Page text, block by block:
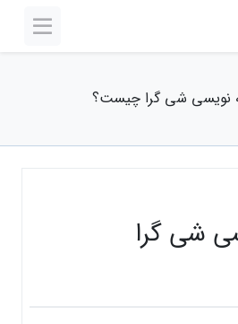
نویسی شی گرا چیست؟
شی گرا